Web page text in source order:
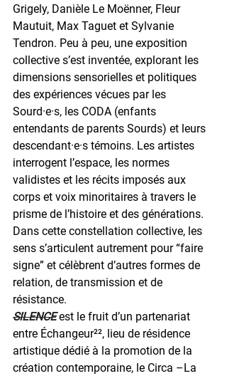
Grigely, Danièle Le Moënner, Fleur
Mautuit, Max Taguet et Sylvanie
Tendron. Peu à peu, une exposition
collective s’est inventée, explorant les
dimensions sensorielles et politiques
des expériences vécues par les
Sourd·e·s, les CODA (enfants
entendants de parents Sourds) et leurs
descendant·e·s témoins. Les artistes
interrogent l’espace, les normes
validistes et les récits imposés aux
corps et voix minoritaires à travers le
prisme de l’histoire et des générations.
Dans cette constellation collective, les
sens s’articulent autrement pour “faire
signe” et célèbrent d’autres formes de
relation, de transmission et de
résistance.
SILENCE est le fruit d’un partenariat
entre Échangeur²², lieu de résidence
artistique dédié à la promotion de la
création contemporaine, le Circa –La